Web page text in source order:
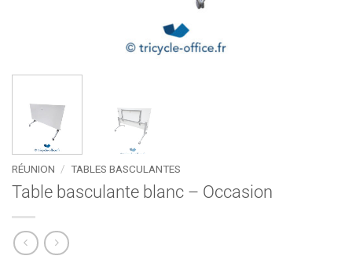
RÉUNION / TABLES BASCULANTES
Table basculante blanc – Occasion